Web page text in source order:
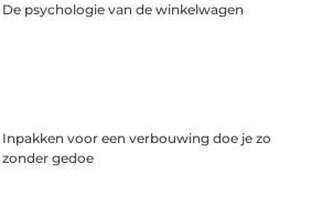
De psychologie van de winkelwagen
Inpakken voor een verbouwing doe je zo
zonder gedoe